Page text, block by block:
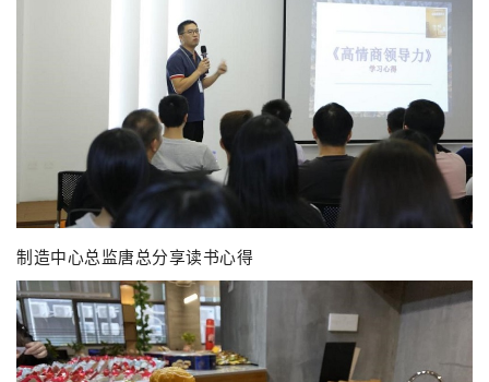
制造中心总监唐总分享读书心得